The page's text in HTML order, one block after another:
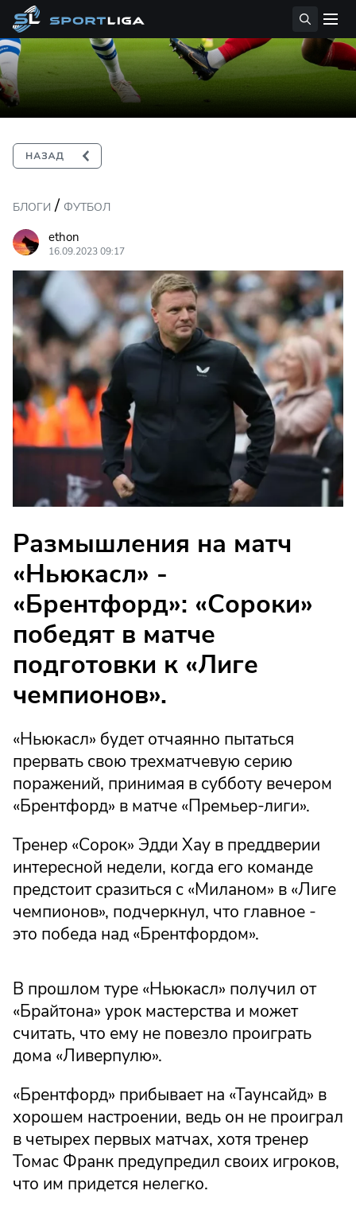
БЛОГИ / ФУТБОЛ
ethon
16.09.2023 09:17
Размышления на матч
«Ньюкасл» -
«Брентфорд»: «Сороки»
победят в матче
подготовки к «Лиге
чемпионов».
«Ньюкасл» будет отчаянно пытаться
прервать свою трехматчевую серию
поражений, принимая в субботу вечером
«Брентфорд» в матче «Премьер-лиги».
Тренер «Сорок» Эдди Хау в преддверии
интересной недели, когда его команде
предстоит сразиться с «Миланом» в «Лиге
чемпионов», подчеркнул, что главное -
это победа над «Брентфордом».
В прошлом туре «Ньюкасл» получил от
«Брайтона» урок мастерства и может
считать, что ему не повезло проиграть
дома «Ливерпулю».
«Брентфорд» прибывает на «Таунсайд» в
хорошем настроении, ведь он не проиграл
в четырех первых матчах, хотя тренер
Томас Франк предупредил своих игроков,
что им придется нелегко.